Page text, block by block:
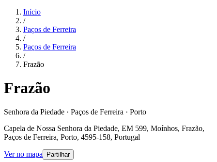
Início
/
Paços de Ferreira
/
Paços de Ferreira
/
Frazão
Frazão
Senhora da Piedade · Paços de Ferreira · Porto
Capela de Nossa Senhora da Piedade, EM 599, Moínhos, Frazão,
Paços de Ferreira, Porto, 4595-158, Portugal
Ver no mapa Partilhar